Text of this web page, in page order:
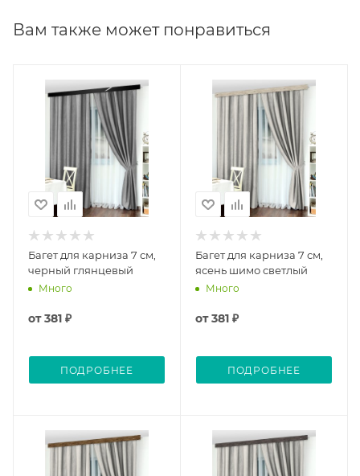
Вам также может понравиться
Багет для карниза 7 см,
черный глянцевый
Много
от381 ₽
ПОДРОБНЕЕ
Багет для карниза 7 см,
ясень шимо светлый
Много
от381 ₽
ПОДРОБНЕЕ